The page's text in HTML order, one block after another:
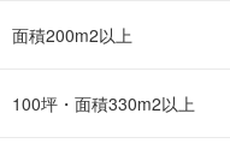
面積200m2以上
100坪・面積330m2以上